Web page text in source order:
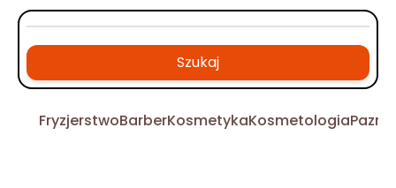
Szukaj
FryzjerstwoBarberKosmetykaKosmetologia